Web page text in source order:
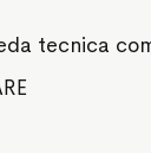
tecnica